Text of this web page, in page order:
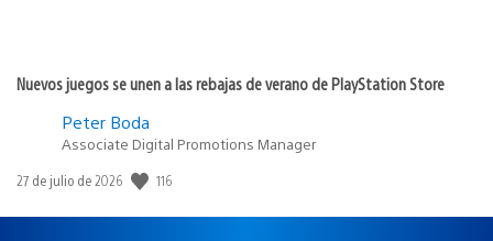
Nuevos juegos se unen a las rebajas de verano de PlayStation Store
Peter Boda
Associate Digital Promotions Manager
Fecha
publicación:
27 de julio de 2026 116